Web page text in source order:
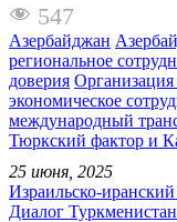
547
Азербайджан
региональное
доверия Организация
экономическое
международный
Тюркский фактор и
25 июня, 2025
Израильско-
Диалог